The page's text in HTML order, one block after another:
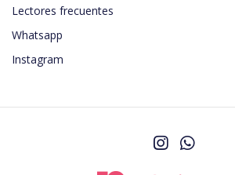
Lectores frecuentes
Whatsapp
Instagram